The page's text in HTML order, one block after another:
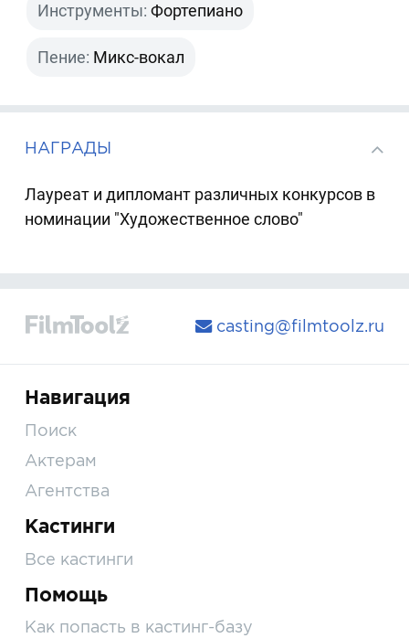
Инструменты: Фортепиано
Пение: Микс-вокал
НАГРАДЫ
Лауреат и дипломант различных конкурсов в
номинации "Художественное слово"
casting@filmtoolz.ru
Навигация
Поиск
Актерам
Агентства
Кастинги
Все кастинги
Помощь
Как попасть в кастинг-базу